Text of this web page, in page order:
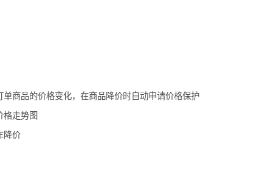
单商品的价格变化，在商品降价时自动申请价格保护
格走势图
降价